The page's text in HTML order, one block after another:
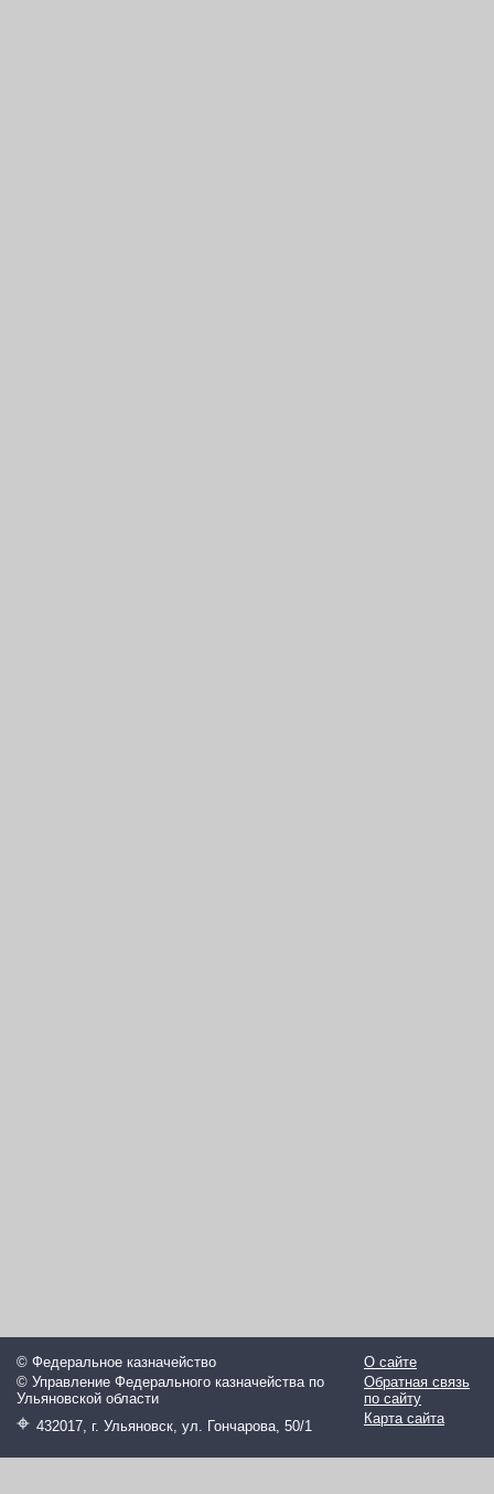
© Федеральное казначейство
© Управление Федерального казначейства по
Ульяновской области
⌖ 432017, г. Ульяновск, ул. Гончарова, 50/1
О сайте
Обратная связь
по сайту
Карта сайта